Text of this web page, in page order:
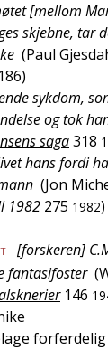
[mellom
skjebne, tar
(Paul
186)
sykdom,
og tok
saga318
hans fordi
(Jon
1982 275 1982)
[forskeren]
fantasifoster (
146
forferdelig